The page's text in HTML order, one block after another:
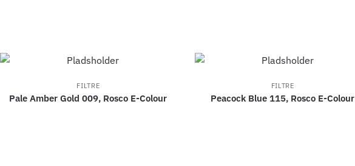
FILTRE
Pale Amber Gold 009, Rosco E-Colour
FILTRE
Peacock Blue 115, Rosco E-Colour